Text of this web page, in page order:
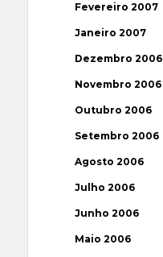
Fevereiro 2007
Janeiro 2007
Dezembro 2006
Novembro 2006
Outubro 2006
Setembro 2006
Agosto 2006
Julho 2006
Junho 2006
Maio 2006